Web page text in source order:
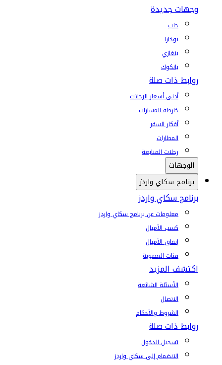
وجهات جديدة
حلب
بوخارا
بنغازي
بانكوك
روابط ذات صلة
أدنى أسعار الرحلات
خارطة المسارات
أفكار السفر
المطارات
رحلات المتابعة
الوجهات
برنامج سكاي واردز
برنامج سكاي واردز
معلومات عن برنامج سكاي واردز
كسب الأميال
إنفاق الأميال
فئات العضوية
اكتشف المزيد
الأسئلة الشائعة
الاتصال
الشروط والأحكام
روابط ذات صلة
تسجيل الدخول
الانضمام إلى سكاي واردز